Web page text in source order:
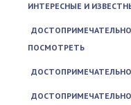
ИНТЕРЕСНЫЕ И
ПОСМОТРЕТЬ